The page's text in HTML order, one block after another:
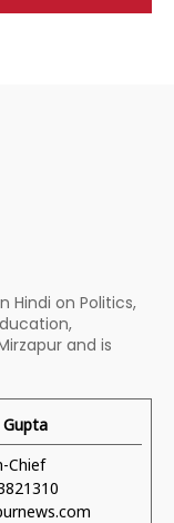
Hindi on Politics,
and is
Chief